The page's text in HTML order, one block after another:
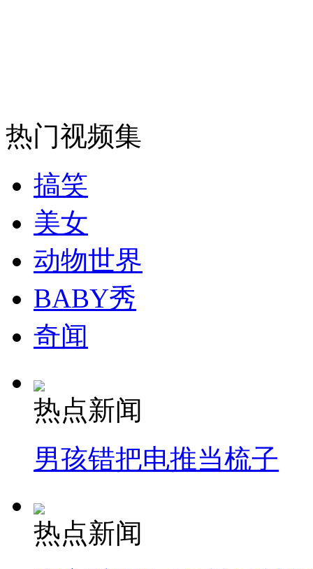
外交部：有关国家言论片面不公正
走！跟着总书记去植树
消防员救轻生者
纽约上演“枕头大战”
司机酒驾遇交警 急速倒车逃窜
热门视频集
搞笑
美女
动物世界
BABY秀
奇闻
热点新闻
男孩错把电推当梳子
热点新闻